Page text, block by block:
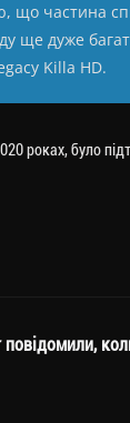
що частина
ще дуже
Killa HD.
роках, було
повідомили,